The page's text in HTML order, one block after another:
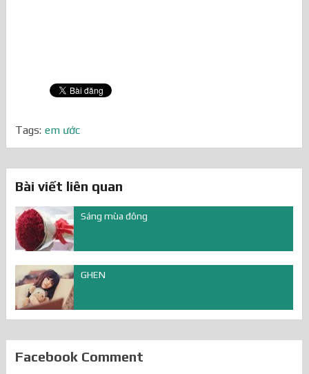
Tags: em ước
Bài viết liên quan
Sáng mùa đông
GHEN
Facebook Comment